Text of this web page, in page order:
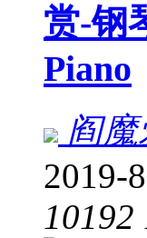
赏-钢
Piano
阎魔
2019-
10192